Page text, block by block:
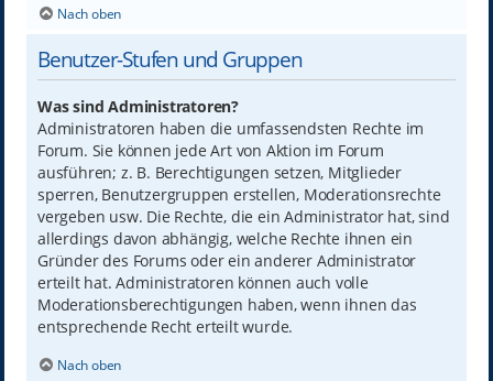
Nach oben
Benutzer-Stufen und Gruppen
Was sind Administratoren?
Administratoren haben die umfassendsten Rechte im
Forum. Sie können jede Art von Aktion im Forum
ausführen; z. B. Berechtigungen setzen, Mitglieder
sperren, Benutzergruppen erstellen, Moderationsrechte
vergeben usw. Die Rechte, die ein Administrator hat, sind
allerdings davon abhängig, welche Rechte ihnen ein
Gründer des Forums oder ein anderer Administrator
erteilt hat. Administratoren können auch volle
Moderationsberechtigungen haben, wenn ihnen das
entsprechende Recht erteilt wurde.
Nach oben